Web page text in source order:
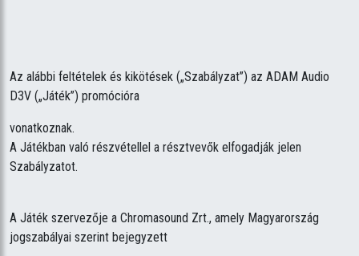
Az alábbi feltételek és kikötések („Szabályzat”) az ADAM Audio
D3V („Játék”) promócióra
vonatkoznak.
A Játékban való részvétellel a résztvevők elfogadják jelen
Szabályzatot.
A Játék szervezője a Chromasound Zrt., amely Magyarország
jogszabályai szerint bejegyzett